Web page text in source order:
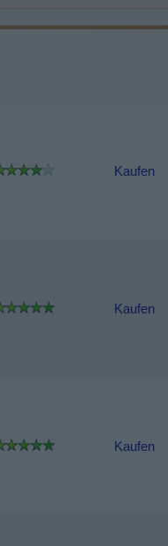
Kaufen
Kaufen
Kaufen